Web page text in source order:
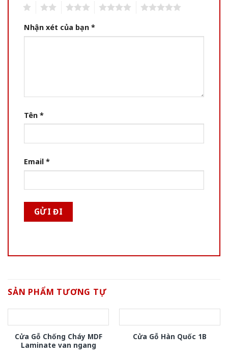
Nhận xét của bạn *
Tên *
Email *
SẢN PHẨM TƯƠNG TỰ
Cửa Gỗ Chống Cháy MDF
Laminate van ngang
Cửa Gỗ Hàn Quốc 1B